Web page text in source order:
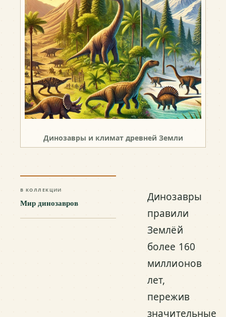
Динозавры и климат древней Земли
В КОЛЛЕКЦИИ
Мир динозавров
Динозавры
правили
Землёй
более 160
миллионов
лет,
пережив
значительные